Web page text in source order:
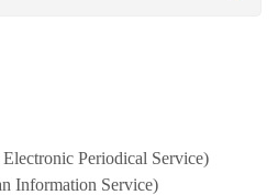
Periodical Service)
Information Service)